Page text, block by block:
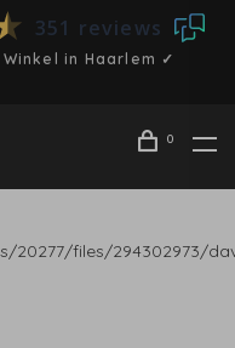
351 reviews
in Haarlem ✓
0
20277/files/294302973/